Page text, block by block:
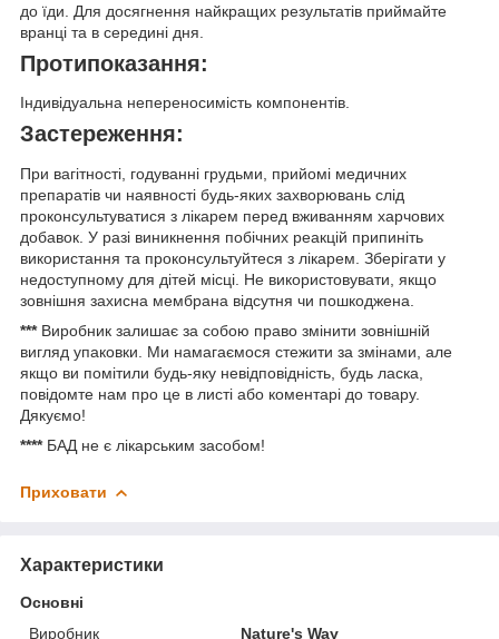
до їди. Для досягнення найкращих результатів приймайте
вранці та в середині дня.
Протипоказання:
Індивідуальна непереносимість компонентів.
Застереження:
При вагітності, годуванні грудьми, прийомі медичних
препаратів чи наявності будь-яких захворювань слід
проконсультуватися з лікарем перед вживанням харчових
добавок. У разі виникнення побічних реакцій припиніть
використання та проконсультуйтеся з лікарем. Зберігати у
недоступному для дітей місці. Не використовувати, якщо
зовнішня захисна мембрана відсутня чи пошкоджена.
***Виробник залишає за собою право змінити зовнішній
вигляд упаковки. Ми намагаємося стежити за змінами, але
якщо ви помітили будь-яку невідповідність, будь ласка,
повідомте нам про це в листі або коментарі до товару.
Дякуємо!
****БАД не є лікарським засобом!
Приховати
Характеристики
Основні
Виробник
Nature's Way